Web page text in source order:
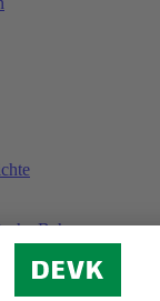
Bahn